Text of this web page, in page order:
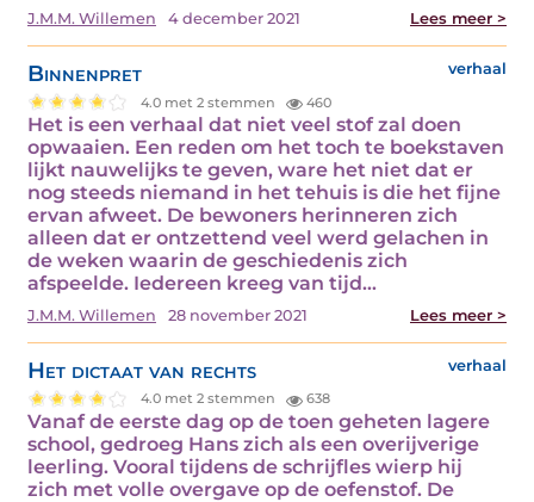
J.M.M. Willemen 4 december 2021 Lees meer >
Binnenpret verhaal
4.0 met 2 stemmen 460
Het is een verhaal dat niet veel stof zal doen
opwaaien. Een reden om het toch te boekstaven
lijkt nauwelijks te geven, ware het niet dat er
nog steeds niemand in het tehuis is die het fijne
ervan afweet. De bewoners herinneren zich
alleen dat er ontzettend veel werd gelachen in
de weken waarin de geschiedenis zich
afspeelde. Iedereen kreeg van tijd…
J.M.M. Willemen 28 november 2021 Lees meer >
Het dictaat van rechts verhaal
4.0 met 2 stemmen 638
Vanaf de eerste dag op de toen geheten lagere
school, gedroeg Hans zich als een overijverige
leerling. Vooral tijdens de schrijfles wierp hij
zich met volle overgave op de oefenstof. De